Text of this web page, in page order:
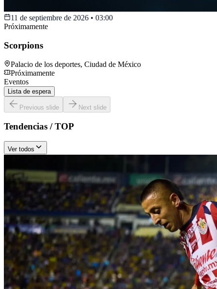
11 de septiembre de 2026 • 03:00
Próximamente
Scorpions
Palacio de los deportes, Ciudad de México
Próximamente
Eventos
Lista de espera
Previous slide Next slide
Tendencias / TOP
Ver todos